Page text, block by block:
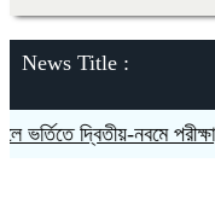
News Title :
দ্বিতীয়-নবমে পরীক্ষা,